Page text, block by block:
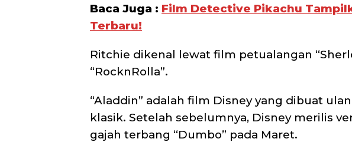
Baca Juga : Film Detective Pikachu
Terbaru!
Ritchie dikenal lewat film petualangan
“RocknRolla”.
“Aladdin” adalah film Disney yang dibuat
klasik. Setelah sebelumnya, Disney merilis
gajah terbang “Dumbo” pada Maret.